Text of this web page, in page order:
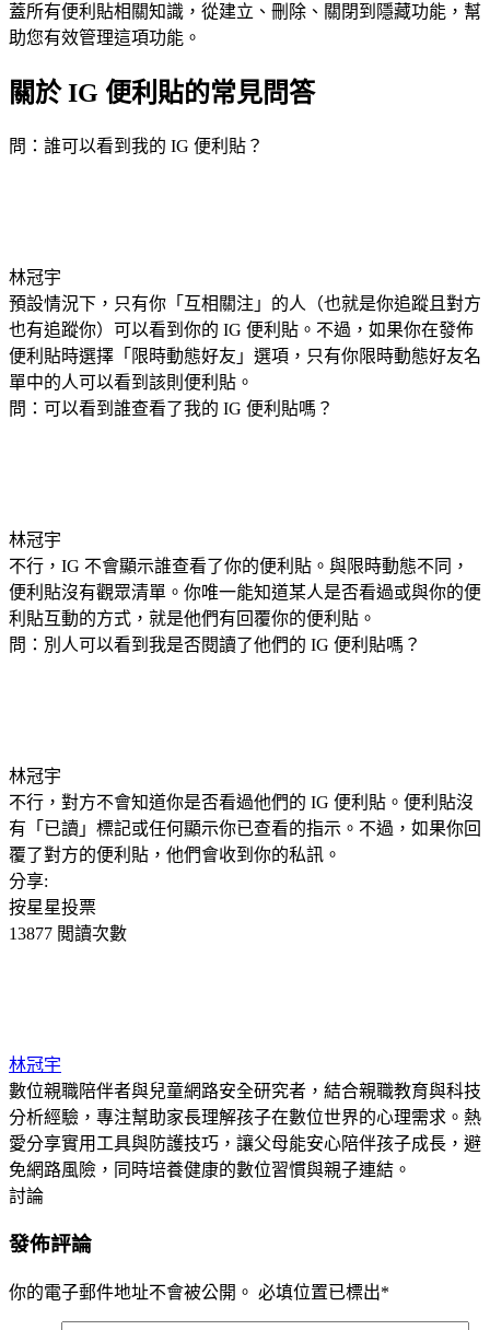
蓋所有便利貼相關知識，從建立、刪除、關閉到隱藏功能，幫
助您有效管理這項功能。
關於 IG 便利貼的常見問答
問：誰可以看到我的 IG 便利貼？
林冠宇
預設情況下，只有你「互相關注」的人（也就是你追蹤且對方
也有追蹤你）可以看到你的 IG 便利貼。不過，如果你在發佈
便利貼時選擇「限時動態好友」選項，只有你限時動態好友名
單中的人可以看到該則便利貼。
問：可以看到誰查看了我的 IG 便利貼嗎？
林冠宇
不行，IG 不會顯示誰查看了你的便利貼。與限時動態不同，
便利貼沒有觀眾清單。你唯一能知道某人是否看過或與你的便
利貼互動的方式，就是他們有回覆你的便利貼。
問：別人可以看到我是否閱讀了他們的 IG 便利貼嗎？
林冠宇
不行，對方不會知道你是否看過他們的 IG 便利貼。便利貼沒
有「已讀」標記或任何顯示你已查看的指示。不過，如果你回
覆了對方的便利貼，他們會收到你的私訊。
分享:
按星星投票
13877 閲讀次數
林冠宇
數位親職陪伴者與兒童網路安全研究者，結合親職教育與科技
分析經驗，專注幫助家長理解孩子在數位世界的心理需求。熱
愛分享實用工具與防護技巧，讓父母能安心陪伴孩子成長，避
免網路風險，同時培養健康的數位習慣與親子連結。
討論
發佈評論
你的電子郵件地址不會被公開。 必填位置已標出*